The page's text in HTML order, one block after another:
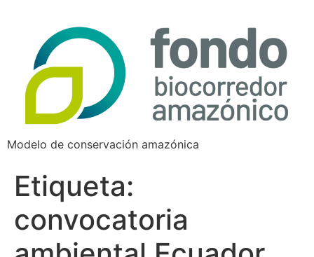
Modelo de conservación amazónica
Etiqueta:
convocatoria